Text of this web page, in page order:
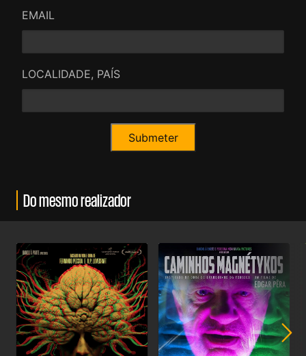
EMAIL
LOCALIDADE, PAÍS
Do mesmo realizador